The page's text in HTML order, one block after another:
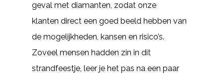
geval met diamanten, zodat onze
klanten direct een goed beeld hebben van
de mogelijkheden, kansen en risico’s.
Zoveel mensen hadden zin in dit
strandfeestje, leer je het pas na een paar